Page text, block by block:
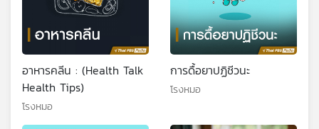
อาหารคลีน : (Health Talk
Health Tips)
โรงหมอ
การดื้อยาปฏิชีวนะ
โรงหมอ